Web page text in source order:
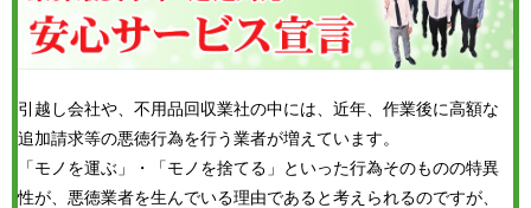
引越し会社や、不用品回収業社の中には、近年、作業後に高額な
追加請求等の悪徳行為を行う業者が増えています。
「モノを運ぶ」・「モノを捨てる」といった行為そのものの特異
性が、悪徳業者を生んでいる理由であると考えられるのですが、